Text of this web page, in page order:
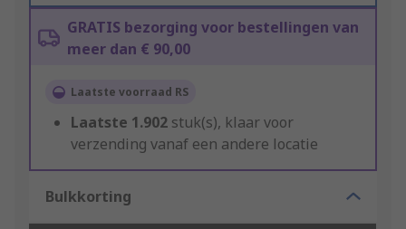
GRATIS bezorging voor bestellingen van
meer dan € 90,00
Laatste voorraad RS
Laatste 1.902 stuk(s), klaar voor
verzending vanaf een andere locatie
Bulkkorting